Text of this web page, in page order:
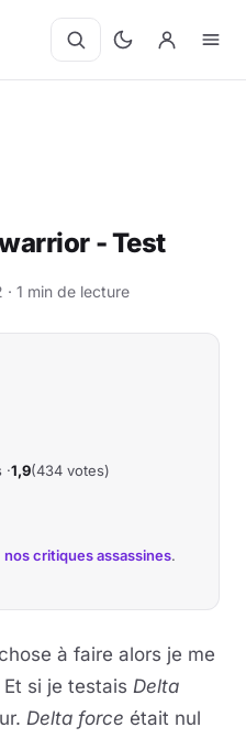
- Test
· 1 min de lecture
1,9(434 votes)
nos critiques assassines.
à faire alors je me
si je testais Delta
Delta force était nul